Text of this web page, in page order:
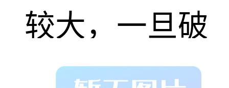
较大，一旦破
裂后果严重。